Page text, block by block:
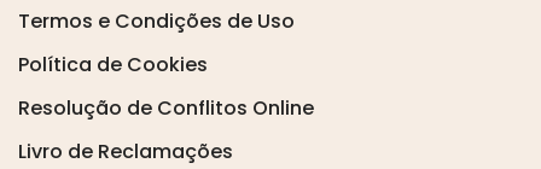
Termos e Condições de Uso
Política de Cookies
Resolução de Conflitos Online
Livro de Reclamações